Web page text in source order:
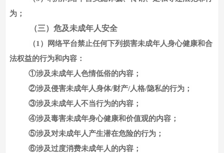
为；
（三）危及未成年人安全
（1）网络平台禁止任何下列损害未成年人身心健康和合
法权益的行为和内容：
①涉及未成年人色情低俗的内容；
②涉及侵害未成年人身体/财产/人格/隐私的行为；
③涉及未成年人不当行为的内容；
④涉及毒害未成年身心健康和价值观的内容；
⑤涉及对未成年人产生潜在危险的行为；
⑥涉及过度消费未成年人的内容；